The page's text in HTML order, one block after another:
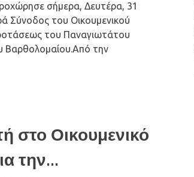
σήμερα, Δευτέρα, 31
Σύνοδος του Οικουμενικού
του Παναγιωτάτου
Βαρθολομαίου.Από την
στο Οικουμενικό
την...